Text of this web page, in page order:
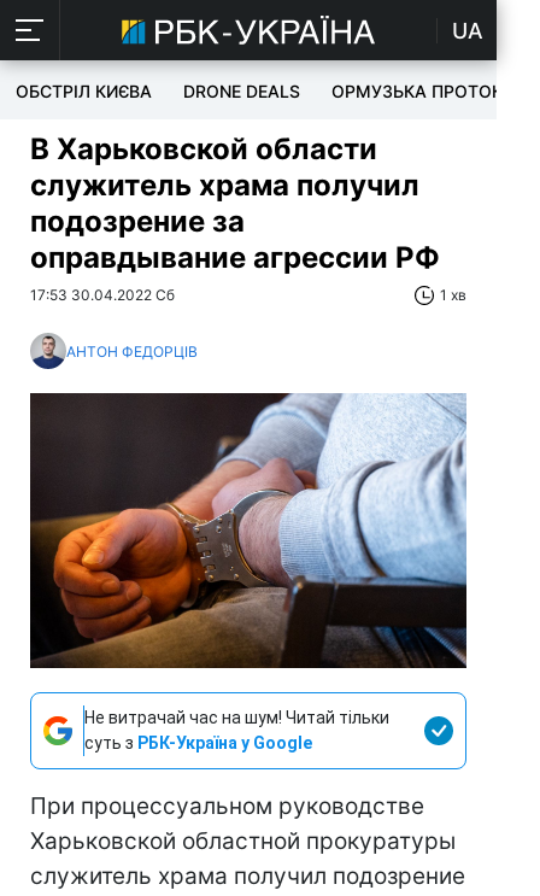
UA
ОБСТРІЛ КИЄВА DRONE DEALS ОРМУЗЬКА ПРОТОКА
В Харьковской области
служитель храма получил
подозрение за
оправдывание агрессии РФ
17:53 30.04.2022 Сб 1 хв
АНТОН ФЕДОРЦІВ
Не витрачай час на шум! Читай тільки
суть з РБК-Україна у Google
При процессуальном руководстве
Харьковской областной прокуратуры
служитель храма получил подозрение